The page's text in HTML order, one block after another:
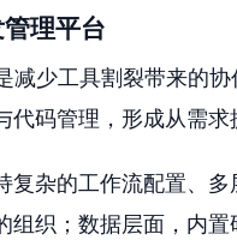
理平台
少工具割裂带来的
码管理，形成从需求
杂的工作流配置、
织；数据层面，内